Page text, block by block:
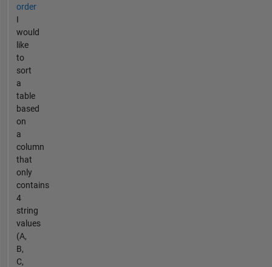
order
I
would
like
to
sort
a
table
based
on
a
column
that
only
contains
4
string
values
(A,
B,
C,